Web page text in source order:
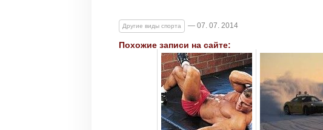
Другие виды спорта — 07. 07. 2014
Похожие записи на сайте: